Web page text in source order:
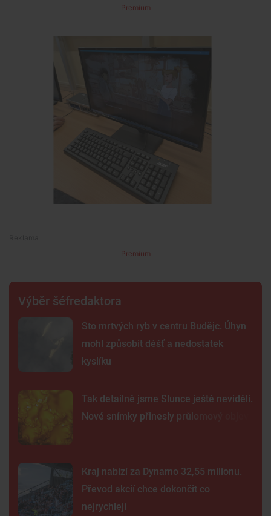
Premium
Premium
Výběr šéfredaktora
Sto mrtvých ryb v centru Budějc. Úhyn
mohl způsobit déšť a nedostatek
kyslíku
Tak detailně jsme Slunce ještě neviděli.
Nové snímky přinesly průlomový objev
Kraj nabízí za Dynamo 32,55 milionu.
Převod akcií chce dokončit co
nejrychleji